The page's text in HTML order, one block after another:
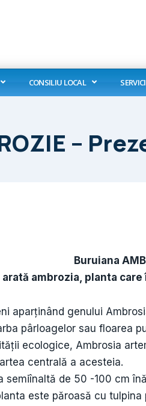
CONSILIU LOCAL
–
Buruiana
arată ambrozia, planta
aparținând genului
pârloagelor sau floarea
ecologice, Ambrosia
centrală a acesteia.
semiînaltă de 50 -100 cm
este păroasă cu